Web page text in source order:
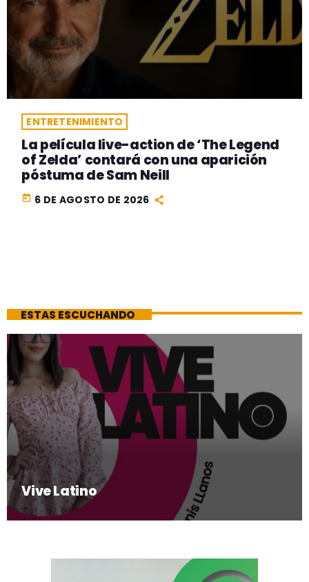
ENTRETENIMIENTO
La película live-action de ‘The Legend
of Zelda’ contará con una aparición
póstuma de Sam Neill
today 6 DE AGOSTO DE 2026
ESTAS ESCUCHANDO
Vive Latino